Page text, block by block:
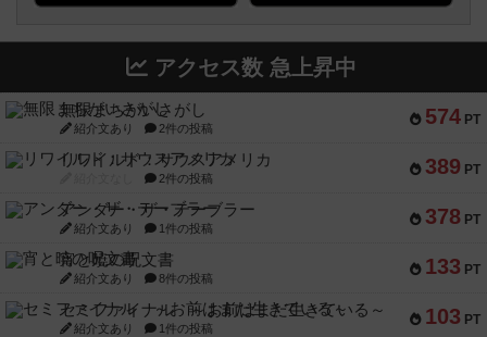
アクセス数 急上昇中
574 PT
無限まちがいさがし
紹介文あり 2件の投稿
389 PT
リワイルド：サウスアメリカ
2件の投稿
378 PT
アンダー・ザ・テーブラー
紹介文あり 1件の投稿
133 PT
宵と暁の呪文書
紹介文あり 8件の投稿
103 PT
セミファイナル ～お前はまだ生きている～
紹介文あり 1件の投稿